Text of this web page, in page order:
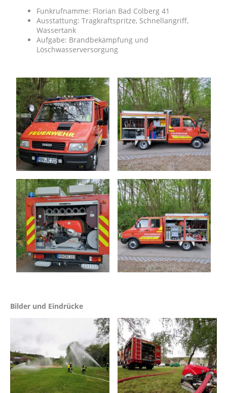
Funkrufnamme: Florian Bad Colberg 41
Ausstattung: Tragkraftspritze, Schnellangriff,
Wassertank
Aufgabe: Brandbekämpfung und
Löschwasserversorgung
Bilder und Eindrücke